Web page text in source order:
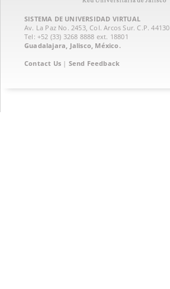
SISTEMA DE UNIVERSIDAD VIRTUAL
Av. La Paz No. 2453, Col. Arcos Sur. C.P. 44130
Tel: +52 (33) 3268 8888‏ ext. 18801
Guadalajara, Jalisco, México.
Contact Us | Send Feedback